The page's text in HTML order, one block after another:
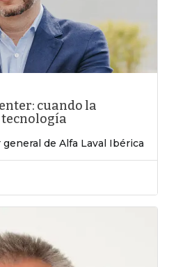
cuando la
de Alfa Laval Ibérica